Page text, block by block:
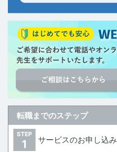
転職までのステップ
STEP
1 サービスのお申し込み